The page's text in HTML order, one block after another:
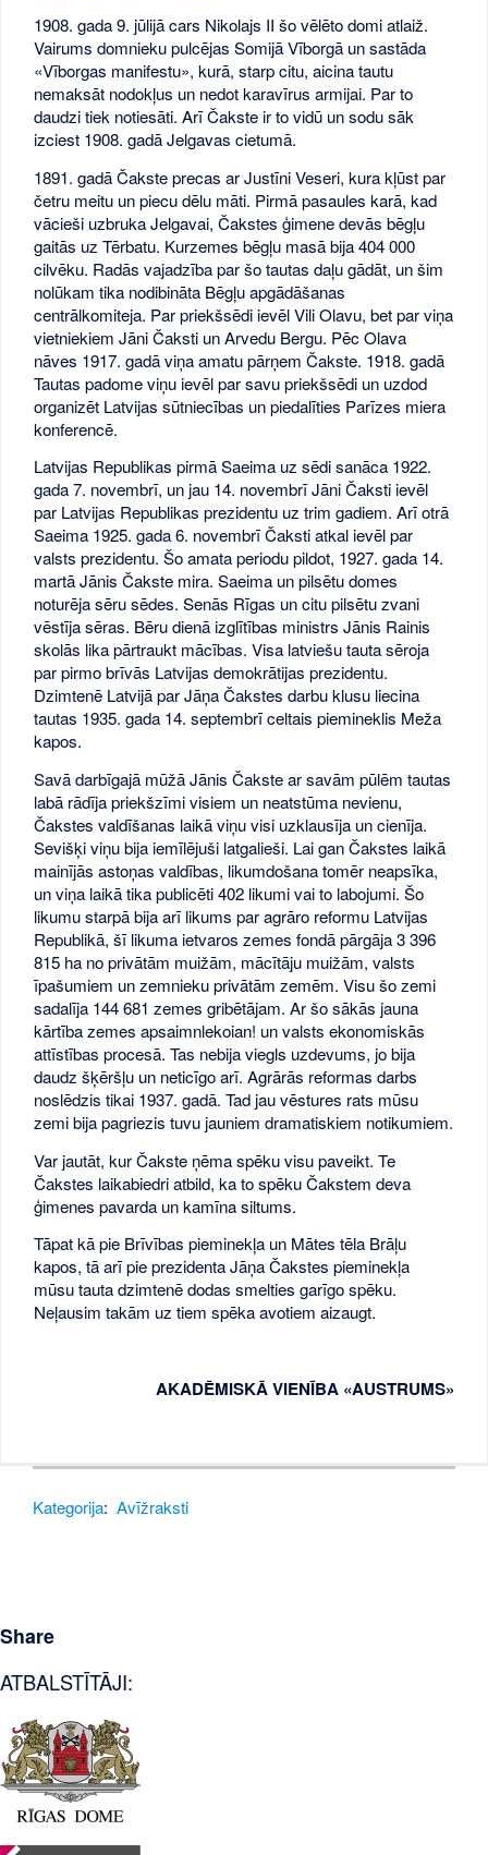
1908. gada 9. jūlijā cars Nikolajs II šo vēlēto domi atlaiž.
Vairums domnieku pulcējas Somijā Vīborgā un sastāda
«Vīborgas manifestu», kurā, starp citu, aicina tautu
nemaksāt nodokļus un nedot karavīrus armijai. Par to
daudzi tiek notiesāti. Arī Čakste ir to vidū un sodu sāk
izciest 1908. gadā Jelgavas cietumā.
1891. gadā Čakste precas ar Justīni Veseri, kura kļūst par
četru meitu un piecu dēlu māti. Pirmā pasaules karā, kad
vācieši uzbruka Jelgavai, Čakstes ģimene devās bēgļu
gaitās uz Tērbatu. Kurzemes bēgļu masā bija 404 000
cilvēku. Radās vajadzība par šo tautas daļu gādāt, un šim
nolūkam tika nodibināta Bēgļu apgādāšanas
centrālkomiteja. Par priekšsēdi ievēl Vili Olavu, bet par viņa
vietniekiem Jāni Čaksti un Arvedu Bergu. Pēc Olava
nāves 1917. gadā viņa amatu pārņem Čakste. 1918. gadā
Tautas padome viņu ievēl par savu priekšsēdi un uzdod
organizēt Latvijas sūtniecības un piedalīties Parīzes miera
konferencē.
Latvijas Republikas pirmā Saeima uz sēdi sanāca 1922.
gada 7. novembrī, un jau 14. novembrī Jāni Čaksti ievēl
par Latvijas Republikas prezidentu uz trim gadiem. Arī otrā
Saeima 1925. gada 6. novembrī Čaksti atkal ievēl par
valsts prezidentu. Šo amata periodu pildot, 1927. gada 14.
martā Jānis Čakste mira. Saeima un pilsētu domes
noturēja sēru sēdes. Senās Rīgas un citu pilsētu zvani
vēstīja sēras. Bēru dienā izglītības ministrs Jānis Rainis
skolās lika pārtraukt mācības. Visa latviešu tauta sēroja
par pirmo brīvās Latvijas demokrātijas prezidentu.
Dzimtenē Latvijā par Jāņa Čakstes darbu klusu liecina
tautas 1935. gada 14. septembrī celtais piemineklis Meža
kapos.
Savā darbīgajā mūžā Jānis Čakste ar savām pūlēm tautas
labā rādīja priekšzīmi visiem un neatstūma nevienu,
Čakstes valdīšanas laikā viņu visi uzklausīja un cienīja.
Sevišķi viņu bija iemīlējuši latgalieši. Lai gan Čakstes laikā
mainījās astoņas valdības, likumdošana tomēr neapsīka,
un viņa laikā tika publicēti 402 likumi vai to labojumi. Šo
likumu starpā bija arī likums par agrāro reformu Latvijas
Republikā, šī likuma ietvaros zemes fondā pārgāja 3 396
815 ha no privātām muižām, mācītāju muižām, valsts
īpašumiem un zemnieku privātām zemēm. Visu šo zemi
sadalīja 144 681 zemes gribētājam. Ar šo sākās jauna
kārtība zemes apsaimnlekoian! un valsts ekonomiskās
attīstības procesā. Tas nebija viegls uzdevums, jo bija
daudz šķēršļu un neticīgo arī. Agrārās reformas darbs
noslēdzis tikai 1937. gadā. Tad jau vēstures rats mūsu
zemi bija pagriezis tuvu jauniem dramatiskiem notikumiem.
Var jautāt, kur Čakste ņēma spēku visu paveikt. Te
Čakstes laikabiedri atbild, ka to spēku Čakstem deva
ģimenes pavarda un kamīna siltums.
Tāpat kā pie Brīvības pieminekļa un Mātes tēla Brāļu
kapos, tā arī pie prezidenta Jāņa Čakstes pieminekļa
mūsu tauta dzimtenē dodas smelties garīgo spēku.
Neļausim takām uz tiem spēka avotiem aizaugt.
AKADĒMISKĀ VIENĪBA «AUSTRUMS»
Kategorija: Avīžraksti
Share
ATBALSTĪTĀJI: